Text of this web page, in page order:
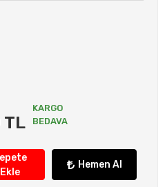
KARGO
BEDAVA
Ekle
Hemen Al